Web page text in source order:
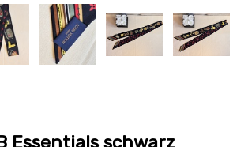
Essentials schwarz